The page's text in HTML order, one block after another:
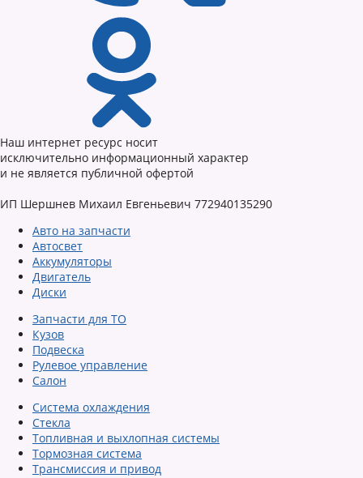
Наш интернет ресурс носит
исключительно информационный характер
и не является публичной офертой
ИП Шершнев Михаил Евгеньевич 772940135290
Авто на запчасти
Автосвет
Аккумуляторы
Двигатель
Диски
Запчасти для ТО
Кузов
Подвеска
Рулевое управление
Салон
Система охлаждения
Стекла
Топливная и выхлопная системы
Тормозная система
Трансмиссия и привод